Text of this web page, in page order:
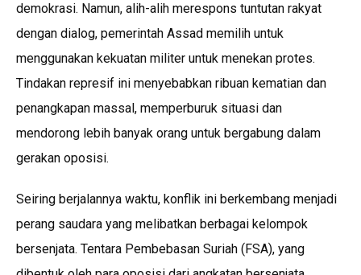
demokrasi. Namun, alih-alih merespons tuntutan rakyat
dengan dialog, pemerintah Assad memilih untuk
menggunakan kekuatan militer untuk menekan protes.
Tindakan represif ini menyebabkan ribuan kematian dan
penangkapan massal, memperburuk situasi dan
mendorong lebih banyak orang untuk bergabung dalam
gerakan oposisi.
Seiring berjalannya waktu, konflik ini berkembang menjadi
perang saudara yang melibatkan berbagai kelompok
bersenjata. Tentara Pembebasan Suriah (FSA), yang